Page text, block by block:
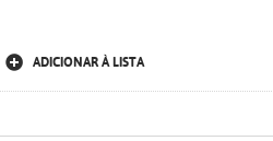
ADICIONAR À LISTA